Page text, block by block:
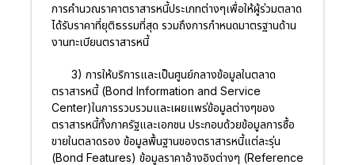
การคำนวณราคาตราสารหนี้ประเภทต่างๆเพื่อให้ผู้ร่วมตลาด
ได้รับราคาที่ยุติธรรมที่สุด รวมถึงการกำหนดมาตรฐานด้าน
งานทะเบียนตราสารหนี้
3) การให้บริการและเป็นศูนย์กลางข้อมูลในตลาด
ตราสารหนี้ (Bond Information and Service
Center)ในการรวบรวมและเผยแพร่ข้อมูลต่างๆของ
ตราสารหนี้ทั้งภาครัฐและเอกชน ประกอบด้วยข้อมูลการซื้อ
ขายในตลาดรอง ข้อมูลพื้นฐานของตราสารหนี้แต่ละรุ่น
(Bond Features) ข้อมูลราคาอ้างอิงต่างๆ (Reference